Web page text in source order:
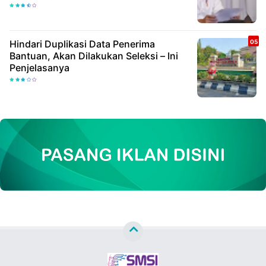
Hindari Duplikasi Data Penerima
Bantuan, Akan Dilakukan Seleksi – Ini
Penjelasanya